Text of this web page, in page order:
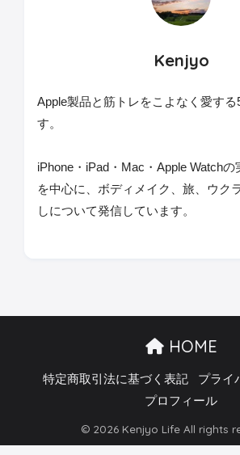
Kenjyo
Apple製品と筋トレをこよなく愛する
す。
iPhone・iPad・Mac・Apple Watchの
を中心に、ボディメイク、旅、ウク
しについて発信しています。
HOME
特定商取引法に基づく表記
プライ
プロフィール
© 2026 Kenjyo Life All rights